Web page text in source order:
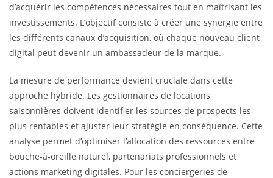
d’acquérir les compétences nécessaires tout en maîtrisant les
investissements. L’objectif consiste à créer une synergie entre
les différents canaux d’acquisition, où chaque nouveau client
digital peut devenir un ambassadeur de la marque.
La mesure de performance devient cruciale dans cette
approche hybride. Les gestionnaires de locations
saisonnières doivent identifier les sources de prospects les
plus rentables et ajuster leur stratégie en conséquence. Cette
analyse permet d’optimiser l’allocation des ressources entre
bouche-à-oreille naturel, partenariats professionnels et
actions marketing digitales. Pour les conciergeries de